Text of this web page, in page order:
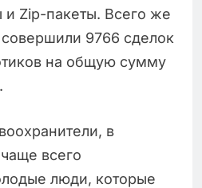
и Zip-пакеты. Всего же
9766 сделок
на общую сумму
в
всего
люди, которые